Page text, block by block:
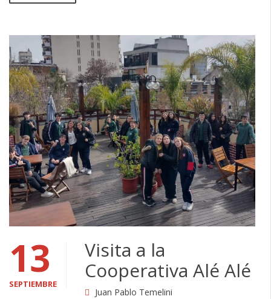
13
SEPTIEMBRE
Visita a la
Cooperativa Alé Alé
Juan Pablo Temelini